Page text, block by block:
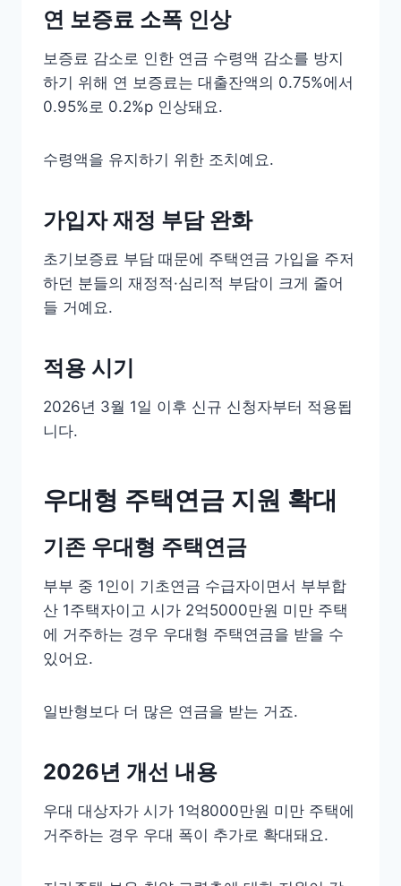
연 보증료 소폭 인상
보증료 감소로 인한 연금 수령액 감소를 방지
하기 위해 연 보증료는 대출잔액의 0.75%에서
0.95%로 0.2%p 인상돼요.
수령액을 유지하기 위한 조치예요.
가입자 재정 부담 완화
초기보증료 부담 때문에 주택연금 가입을 주저
하던 분들의 재정적·심리적 부담이 크게 줄어
들 거예요.
적용 시기
2026년 3월 1일 이후 신규 신청자부터 적용됩
니다.
우대형 주택연금 지원 확대
기존 우대형 주택연금
부부 중 1인이 기초연금 수급자이면서 부부합
산 1주택자이고 시가 2억5000만원 미만 주택
에 거주하는 경우 우대형 주택연금을 받을 수
있어요.
일반형보다 더 많은 연금을 받는 거죠.
2026년 개선 내용
우대 대상자가 시가 1억8000만원 미만 주택에
거주하는 경우 우대 폭이 추가로 확대돼요.